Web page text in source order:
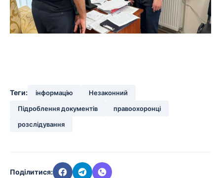
Теги: інформацію
Незаконний
Підроблення документів
правоохоронці
розслідування
Поділитися: